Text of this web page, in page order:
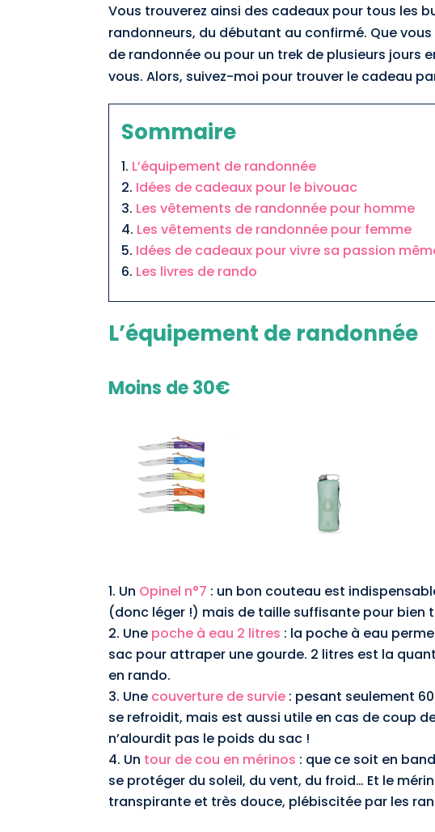
Vous trouverez ainsi des cadeaux pour tous les
randonneurs, du débutant au confirmé. Que
de randonnée ou pour un trek de plusieurs jours
vous. Alors, suivez-moi pour trouver le cadeau
Sommaire
L’équipement de randonnée
Idées de cadeaux pour le bivouac
Les vêtements de randonnée pour homme
Les vêtements de randonnée pour femme
Idées de cadeaux pour vivre sa passion
Les livres de rando
L’équipement de randonnée
Moins de 30€
Un Opinel n°7 : un bon couteau est
(donc léger !) mais de taille suffisante pour bien
Une poche à eau 2 litres : la poche à eau
sac pour attraper une gourde. 2 litres est la
en rando.
Une couverture de survie : pesant seulement
se refroidit, mais est aussi utile en cas de coup
n’alourdit pas le poids du sac !
Un tour de cou en mérinos : que ce soit en
se protéger du soleil, du vent, du froid… Et le
transpirante et très douce, plébiscitée par les